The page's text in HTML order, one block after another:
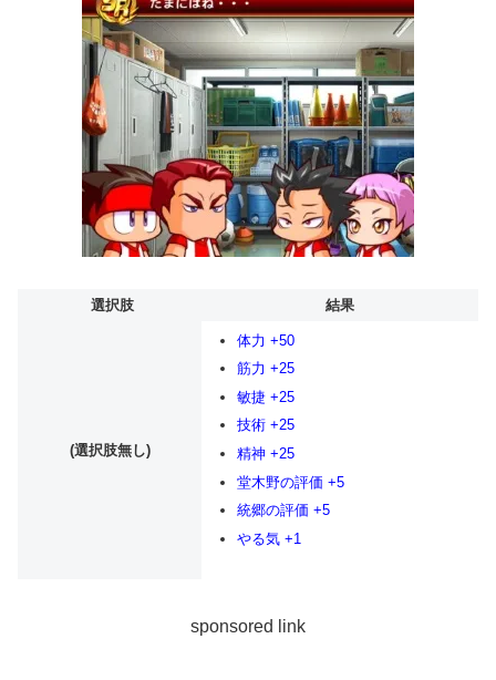
選択肢 結果
(選択肢無し)
体力 +50
筋力 +25
敏捷 +25
技術 +25
精神 +25
堂木野の評価 +5
統郷の評価 +5
やる気 +1
sponsored link